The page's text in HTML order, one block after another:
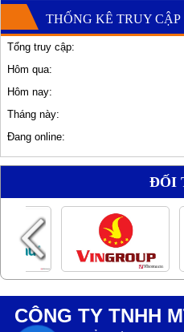
THỐNG KÊ TRUY CẬP
Tổng truy cập:
Hôm qua:
Hôm nay:
Tháng này:
Đang online:
ĐỐI
CÔNG TY TNHH